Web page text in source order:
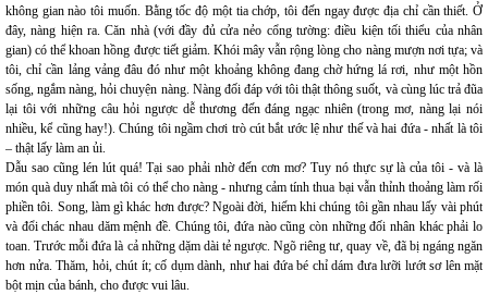
không gian nào tôi muốn. Bằng tốc độ một tia chớp, tôi đến ngay được địa chỉ cần thiết. Ở
đây, nàng hiện ra. Căn nhà (với đầy đủ cửa nẻo cổng tường: điều kiện tối thiểu của nhân
gian) có thể khoan hồng được tiết giảm. Khói mây vẫn rộng lòng cho nàng mượn nơi tựa; và
tôi, chỉ cần lảng vảng đâu đó như một khoảng không đang chờ hứng lá rơi, như một hồn
sống, ngắm nàng, hỏi chuyện nàng. Nàng đối đáp với tôi thật thông suốt, và cùng lúc trả đũa
lại tôi với những câu hỏi ngược dễ thương đến đáng ngạc nhiên (trong mơ, nàng lại nói
nhiều, kể cũng hay!). Chúng tôi ngầm chơi trò cút bắt ước lệ như thế và hai đứa - nhất là tôi
– thật lấy làm an ủi.
Dẫu sao cũng lén lút quá! Tại sao phải nhờ đến cơn mơ? Tuy nó thực sự là của tôi - và là
món quà duy nhất mà tôi có thể cho nàng - nhưng cảm tính thua bại vẫn thỉnh thoảng làm rối
phiền tôi. Song, làm gì khác hơn được? Ngoài đời, hiếm khi chúng tôi gần nhau lấy vài phút
và đổi chác nhau dăm mệnh đề. Chúng tôi, đứa nào cũng còn những đối nhân khác phải lo
toan. Trước mỗi đứa là cả những dặm dài tẻ ngược. Ngõ riêng tư, quay về, đã bị ngáng ngăn
hơn nửa. Thăm, hỏi, chút ít; cố dụm dành, như hai đứa bé chỉ dám đưa lưỡi lướt sơ lên mặt
bột mịn của bánh, cho được vui lâu.